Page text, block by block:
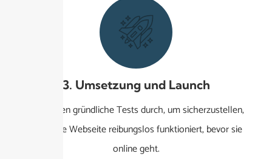
3. Umsetzung und Launch
Wir führen gründliche Tests durch, um sicherzustellen,
dass Ihre Webseite reibungslos funktioniert, bevor sie
online geht.